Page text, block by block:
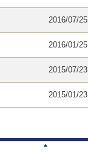
2016/07/25
2016/01/25
2015/07/23
2015/01/23